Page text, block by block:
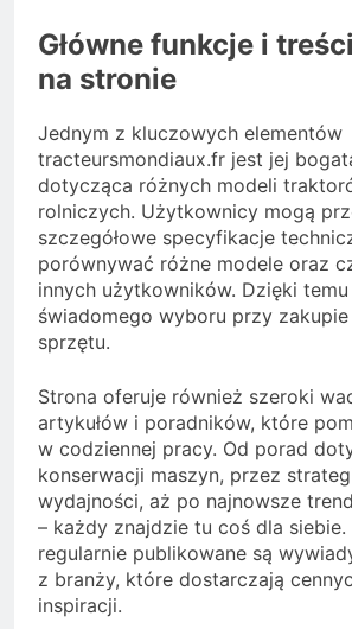
Główne funkcje i
na stronie
Jednym z kluczowych elementów
tracteursmondiaux.fr jest jej
dotycząca różnych modeli
rolniczych. Użytkownicy mogą
szczegółowe specyfikacje
porównywać różne modele oraz
innych użytkowników. Dzięki
świadomego wyboru przy
sprzętu.
Strona oferuje również szeroki
artykułów i poradników, które
w codziennej pracy. Od porad
konserwacji maszyn, przez
wydajności, aż po najnowsze
– każdy znajdzie tu coś dla
regularnie publikowane są
z branży, które dostarczają
inspiracji.